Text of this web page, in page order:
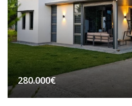
280.000€